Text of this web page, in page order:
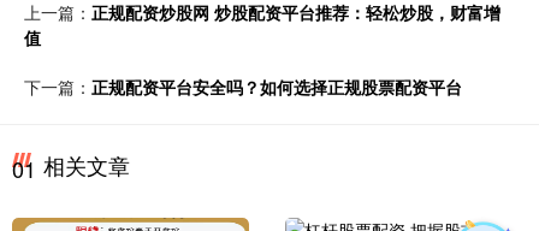
上一篇： 正规配资炒股网 炒股配资平台推荐：轻松炒股，财富增
值
下一篇： 正规配资平台安全吗？如何选择正规股票配资平台
01 相关文章